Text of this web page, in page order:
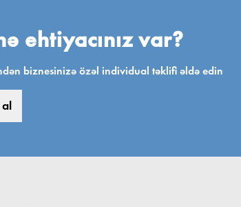
ehtiyacınız var?
biznesinizə özəl individual təklifi əldə edin